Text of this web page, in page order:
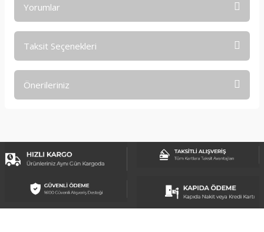
Yorumlar
Taksit Seçenekleri
Önerileriniz
Görüş ve önerileriniz için teşekkür ederiz.
Ürün açıklamasında eksik bilgiler bulunuyor.
Ürün bilgilerinde hatalar bulunuyor.